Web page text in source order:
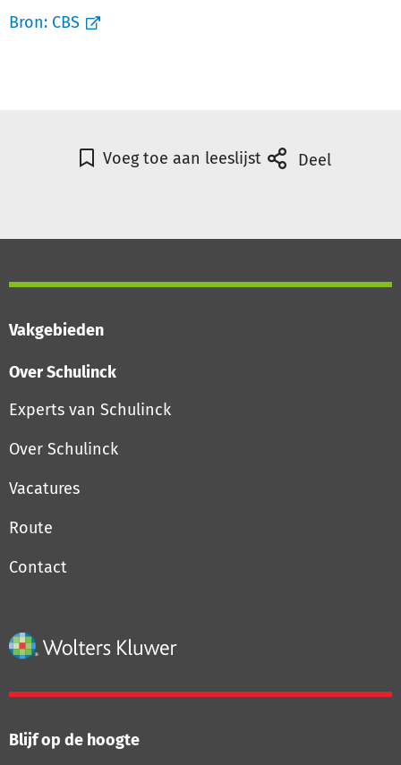
Bron: CBS
Voeg toe aan leeslijst Deel
Vakgebieden
Over Schulinck
Experts van Schulinck
Over Schulinck
Vacatures
Route
Contact
Blijf op de hoogte